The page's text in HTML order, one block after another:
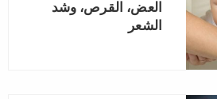
العض، القرص، وشد
الشعر